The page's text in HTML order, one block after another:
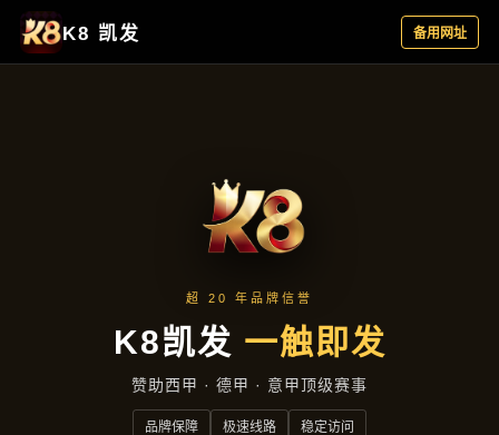
行业资讯
首页 行业资讯